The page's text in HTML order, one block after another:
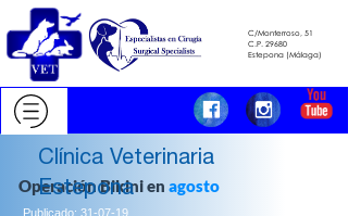
C/Monterroso, 51
C.P. 29680
​​​​​​​Estepona (Málaga)
Operación Bikini enagosto
Operación Bikini en
Operación Bikini en agosto
Publicado: 31-07-19
Clínica Veterinaria
Estepona